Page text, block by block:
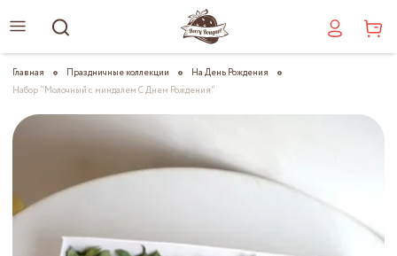
Главная Праздничные коллекции
На День Рождения
Набор "Молочный с миндалем С Днем Рождения"